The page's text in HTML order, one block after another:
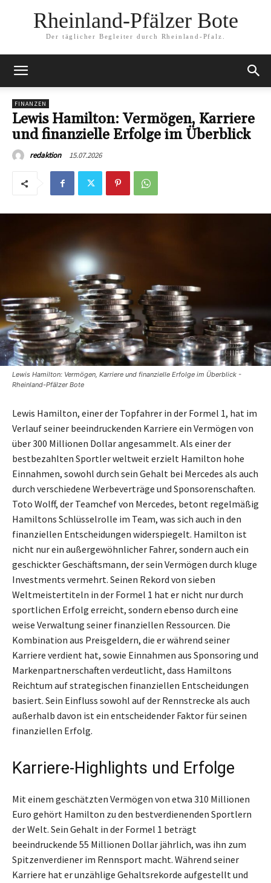
Rheinland-Pfälzer Bote
Der täglicher Begleiter durch Rheinland-Pfalz.
FINANZEN
Lewis Hamilton: Vermögen, Karriere
und finanzielle Erfolge im Überblick
redaktion 15.07.2026
Lewis Hamilton: Vermögen, Karriere und finanzielle Erfolge im Überblick -
Rheinland-Pfälzer Bote
Lewis Hamilton, einer der Topfahrer in der Formel 1, hat im
Verlauf seiner beeindruckenden Karriere ein Vermögen von
über 300 Millionen Dollar angesammelt. Als einer der
bestbezahlten Sportler weltweit erzielt Hamilton hohe
Einnahmen, sowohl durch sein Gehalt bei Mercedes als auch
durch verschiedene Werbeverträge und Sponsorenschaften.
Toto Wolff, der Teamchef von Mercedes, betont regelmäßig
Hamiltons Schlüsselrolle im Team, was sich auch in den
finanziellen Entscheidungen widerspiegelt. Hamilton ist
nicht nur ein außergewöhnlicher Fahrer, sondern auch ein
geschickter Geschäftsmann, der sein Vermögen durch kluge
Investments vermehrt. Seinen Rekord von sieben
Weltmeistertiteln in der Formel 1 hat er nicht nur durch
sportlichen Erfolg erreicht, sondern ebenso durch eine
weise Verwaltung seiner finanziellen Ressourcen. Die
Kombination aus Preisgeldern, die er während seiner
Karriere verdient hat, sowie Einnahmen aus Sponsoring und
Markenpartnerschaften verdeutlicht, dass Hamiltons
Reichtum auf strategischen finanziellen Entscheidungen
basiert. Sein Einfluss sowohl auf der Rennstrecke als auch
außerhalb davon ist ein entscheidender Faktor für seinen
finanziellen Erfolg.
Karriere-Highlights und Erfolge
Mit einem geschätzten Vermögen von etwa 310 Millionen
Euro gehört Hamilton zu den bestverdienenden Sportlern
der Welt. Sein Gehalt in der Formel 1 beträgt
beeindruckende 55 Millionen Dollar jährlich, was ihn zum
Spitzenverdiener im Rennsport macht. Während seiner
Karriere hat er unzählige Gehaltsrekorde aufgestellt und